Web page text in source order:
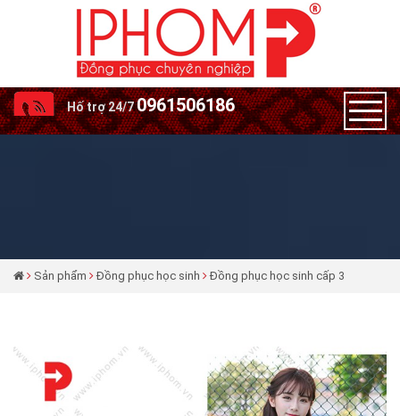
Hố trợ 24/70961506186
Sản phẩm Đồng phục học sinh Đồng phục học sinh cấp 3